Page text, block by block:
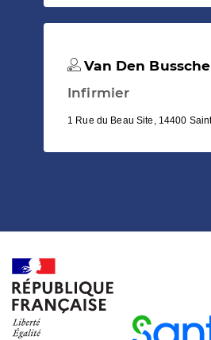
Van Den
Infirmier
1 Rue du Beau Site, 14400